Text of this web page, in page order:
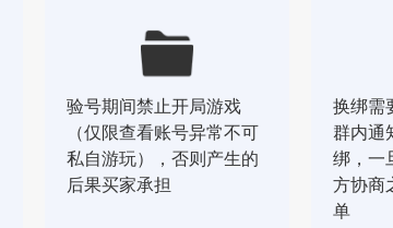
验号期间禁止开局游戏
（仅限查看账号异常不可
私自游玩），否则产生的
后果买家承担
换绑需
群内通
绑，一
方协商
单